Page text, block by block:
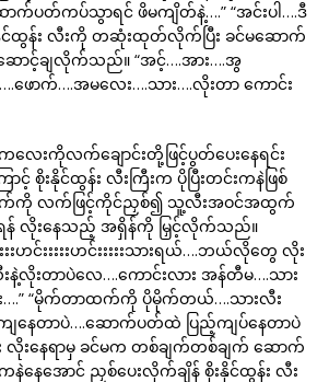
က်ပတ်ကပ်သွာရင် ဖိမကျိတ်နဲ့….” “အင်းပါ….ဒီ
င်ထွန်း လီးကို တဆုံးထုတ်လိုက်ပြီး ခင်မဆောက်
ောင့်ချလိုက်သည်။ “အင့်….အား….အွ
ဖောက်….အမလေး….သား….လိုးတာ ကောင်း
ေးကိုလက်ချောင်းတို့ဖြင့်ပွတ်ပေးနေရင်း
င့် စိုးနိုင်ထွန်း လီးကြီးက ပိုပြီးတင်းကနဲဖြစ်
က်ကို လက်ဖြင့်ကိုင်ညှစ်၍ သူ့လီးအဝင်အထွက်
ေရန် လိုးနေသည့် အရှိန်ကို မြှင့်လိုက်သည်။
ဟင်းးးးးဟင်းးးးးသားရယ်….ဘယ်လိုတွေ လိုး
လိုးတာပဲလေ….ကောင်းလား အန်တီမ….သား
….” “မိုက်တာထက်ကို ပိုမိုက်တယ်….သားလီး
းကျနေတာပဲ….ဆောက်ပတ်ထဲ ပြည့်ကျပ်နေတာပဲ
း လိုးနေရာမှ ခင်မက တစ်ချက်တစ်ချက် ဆောက်
ေအောင် ညှစ်ပေးလိုက်ချိန် စိုးနိုင်ထွန်း လီး